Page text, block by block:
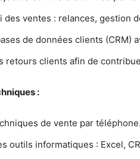
des ventes : relances, gestion
de données clients (CRM)
retours clients afin de
:
de vente par téléphone.
outils informatiques : Excel,